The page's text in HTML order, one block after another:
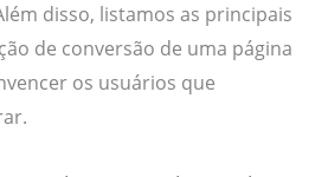
disso, listamos as principais
de conversão de uma página
os usuários que